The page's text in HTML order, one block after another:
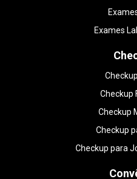
Exames
Checkup
Checkup
Checkup
Checkup para